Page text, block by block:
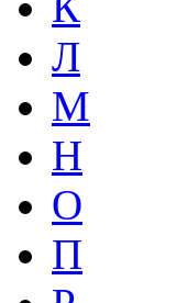
Л
М
Н
О
П